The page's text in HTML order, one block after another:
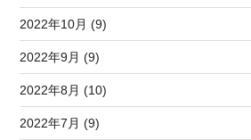
2022年10月 (9)
2022年9月 (9)
2022年8月 (10)
2022年7月 (9)